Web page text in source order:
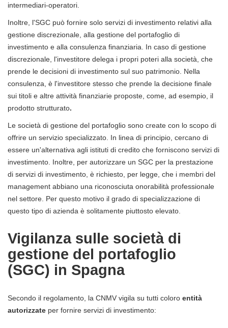
intermediari-operatori.
Inoltre, l'SGC può fornire solo servizi di investimento relativi alla
gestione discrezionale, alla gestione del portafoglio di
investimento e alla consulenza finanziaria. In caso di gestione
discrezionale, l'investitore delega i propri poteri alla società, che
prende le decisioni di investimento sul suo patrimonio. Nella
consulenza, è l'investitore stesso che prende la decisione finale
sui titoli e altre attività finanziarie proposte, come, ad esempio, il
prodotto strutturato.
Le società di gestione del portafoglio sono create con lo scopo di
offrire un servizio specializzato. In linea di principio, cercano di
essere un'alternativa agli istituti di credito che forniscono servizi di
investimento. Inoltre, per autorizzare un SGC per la prestazione
di servizi di investimento, è richiesto, per legge, che i membri del
management abbiano una riconosciuta onorabilità professionale
nel settore. Per questo motivo il grado di specializzazione di
questo tipo di azienda è solitamente piuttosto elevato.
Vigilanza sulle società di
gestione del portafoglio
(SGC) in Spagna
Secondo il regolamento, la CNMV vigila su tutti coloro entità
autorizzate per fornire servizi di investimento: